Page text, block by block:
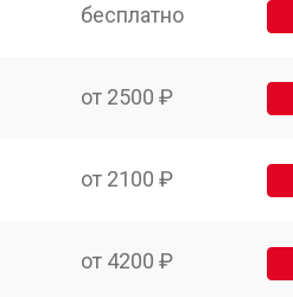
бесплатно
от 2500 ₽
от 2100 ₽
от 4200 ₽